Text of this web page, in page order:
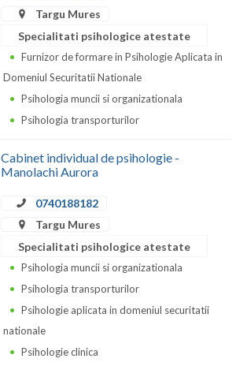
Targu Mures
Specialitati psihologice atestate
Furnizor de formare in Psihologie Aplicata in
Domeniul Securitatii Nationale
Psihologia muncii si organizationala
Psihologia transporturilor
Cabinet individual de psihologie -
Manolachi Aurora
0740188182
Targu Mures
Specialitati psihologice atestate
Psihologia muncii si organizationala
Psihologia transporturilor
Psihologie aplicata in domeniul securitatii
nationale
Psihologie clinica